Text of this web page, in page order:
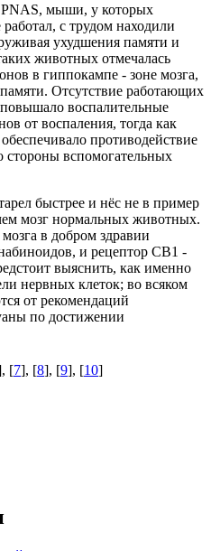
мыши, у которых
с трудом находили
ухудшения памяти и
животных отмечалась
в гиппокампе - зоне мозга,
Отсутствие работающих
воспалительные
от воспаления, тогда как
противодействие
стороны вспомогательных
быстрее и нёс не в пример
мозг нормальных животных.
в добром здравии
и рецептор СВ1 -
выяснить, как именно
нервных клеток; во всяком
от рекомендаций
по достижении
[7], [8], [9], [10]